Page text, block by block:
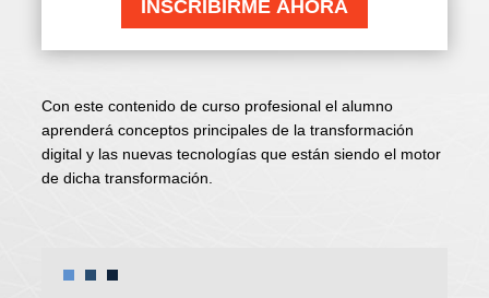
Con este contenido de curso profesional el alumno
aprenderá conceptos principales de la transformación
digital y las nuevas tecnologías que están siendo el motor
de dicha transformación.
INSCRIBIRME AHORA